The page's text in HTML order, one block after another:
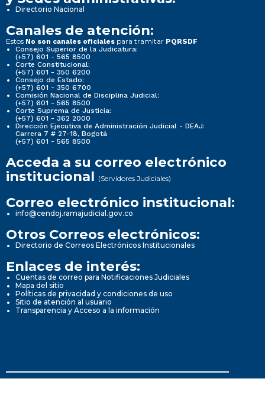
Directorio Nacional
Canales de atención:
Estos No son canales oficiales para tramitar PQRSDF
Consejo Superior de la Judicatura:
(+57) 601 - 565 8500
Corte Constitucional:
(+57) 601 - 350 6200
Consejo de Estado:
(+57) 601 - 350 6700
Comisión Nacional de Disciplina Judicial:
(+57) 601 - 565 8500
Corte Suprema de Justicia:
(+57) 601 - 362 2000
Dirección Ejecutiva de Administración Judicial - DEAJ:
Carrera 7 # 27-18, Bogotá
(+57) 601 - 565 8500
Acceda a su correo electrónico
institucional (Servidores Judiciales)
Correo electrónico institucional:
info@cendoj.ramajudicial.gov.co
Otros Correos electrónicos:
Directorio de Correos Electrónicos Institucionales
Enlaces de interés:
Cuentas de correo para Notificaciones Judiciales
Mapa del sitio
Políticas de privacidad y condiciones de uso
Sitio de atención al usuario
Transparencia y Acceso a la información